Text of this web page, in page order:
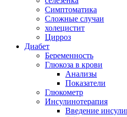
Симптоматика
Сложные случаи
холецистит
Цирроз
Диабет
Беременность
Глюкоза в крови
Анализы
Показатели
Глюкометр
Инсулинотерапия
Введение